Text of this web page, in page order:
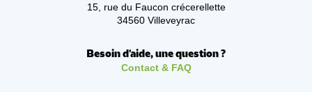
15, rue du Faucon crécerellette
34560 Villeveyrac
Besoin d'aide, une question ?
Contact & FAQ